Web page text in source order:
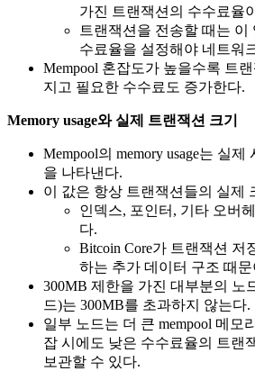
가진 트랜잭션의 수수료율
트랜잭션을 전송할 때는 이
수료율을 설정해야 네트워
Mempool 혼잡도가 높을수록 트
지고 필요한 수수료도 증가한다.
Memory usage와 실제 트랜잭션 크기
Mempool의 memory usage는 실
을 나타낸다.
이 값은 항상 트랜잭션들의 실제
인덱스, 포인터, 기타 오버
다.
Bitcoin Core가 트랜잭션 저
하는 추가 데이터 구조 때문
300MB 제한을 가진 대부분의 노
드)는 300MB를 초과하지 않는다.
일부 노드는 더 큰 mempool 메모
잡 시에도 낮은 수수료율의 트랜
보관할 수 있다.